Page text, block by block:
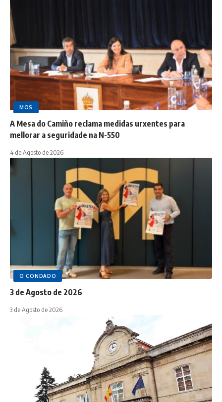
MOS
A Mesa do Camiño reclama medidas urxentes para
mellorar a seguridade na N-550
4 de Agosto de 2026
O CONDADO
3 de Agosto de 2026
3 de Agosto de 2026